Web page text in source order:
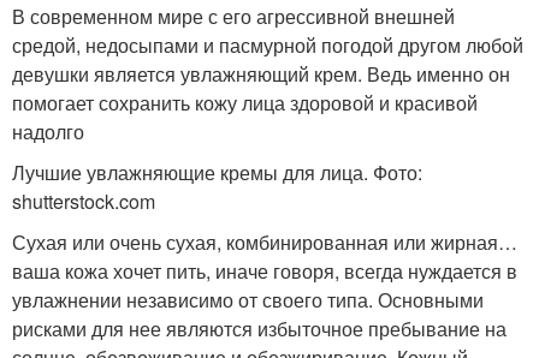
В современном мире с его агрессивной внешней
средой, недосыпами и пасмурной погодой другом любой
девушки является увлажняющий крем. Ведь именно он
помогает сохранить кожу лица здоровой и красивой
надолго
Лучшие увлажняющие кремы для лица. Фото:
shutterstock.com
Сухая или очень сухая, комбинированная или жирная…
ваша кожа хочет пить, иначе говоря, всегда нуждается в
увлажнении независимо от своего типа. Основными
рисками для нее являются избыточное пребывание на